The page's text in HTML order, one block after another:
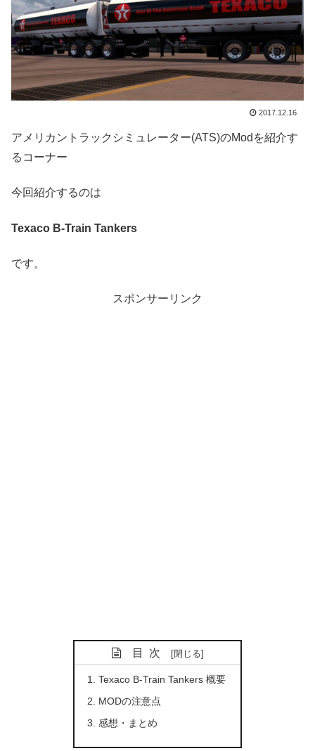
2017.12.16
アメリカントラックシミュレーター(ATS)のModを紹介す
るコーナー
今回紹介するのは
Texaco B-Train Tankers
です。
スポンサーリンク
目次
Texaco B-Train Tankers 概要
MODの注意点
感想・まとめ